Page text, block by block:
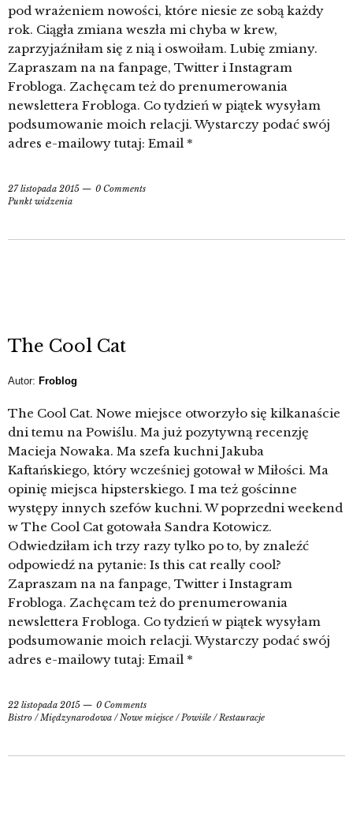
pod wrażeniem nowości, które niesie ze sobą każdy
rok. Ciągła zmiana weszła mi chyba w krew,
zaprzyjaźniłam się z nią i oswoiłam. Lubię zmiany.
Zapraszam na na fanpage, Twitter i Instagram
Frobloga. Zachęcam też do prenumerowania
newslettera Frobloga. Co tydzień w piątek wysyłam
podsumowanie moich relacji. Wystarczy podać swój
adres e-mailowy tutaj: Email *
27 listopada 2015
0 Comments
Punkt widzenia
The Cool Cat
Autor: Froblog
The Cool Cat. Nowe miejsce otworzyło się kilkanaście
dni temu na Powiślu. Ma już pozytywną recenzję
Macieja Nowaka. Ma szefa kuchni Jakuba
Kaftańskiego, który wcześniej gotował w Miłości. Ma
opinię miejsca hipsterskiego. I ma też gościnne
występy innych szefów kuchni. W poprzedni weekend
w The Cool Cat gotowała Sandra Kotowicz.
Odwiedziłam ich trzy razy tylko po to, by znaleźć
odpowiedź na pytanie: Is this cat really cool?
Zapraszam na na fanpage, Twitter i Instagram
Frobloga. Zachęcam też do prenumerowania
newslettera Frobloga. Co tydzień w piątek wysyłam
podsumowanie moich relacji. Wystarczy podać swój
adres e-mailowy tutaj: Email *
22 listopada 2015
0 Comments
Bistro /Międzynarodowa /Nowe miejsce /Powiśle /Restauracje